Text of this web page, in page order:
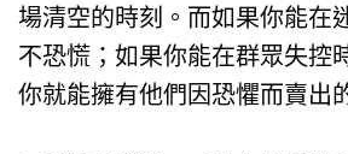
場清空的時刻。而如果你能在
不恐慌；如果你能在群眾失
你就能擁有他們因恐懼而賣出